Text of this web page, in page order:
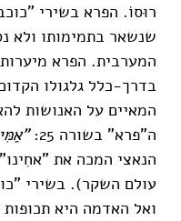
רוּסוֹ. הפרא בשירי
שנשאר בתמימותו ולא
המערבית. הפרא
בדרך-כלל גלגולו
המאיים על האנושות
ה"פרא" בשורה 25:
הנאצי המכה את
עולם השקר). בשירי
ואל האדמה היא